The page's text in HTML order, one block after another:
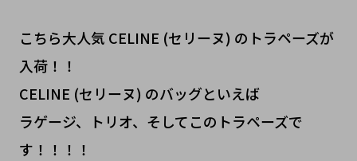
こちら大人気 CELINE (セリーヌ) のトラペーズが
入荷！！
CELINE (セリーヌ) のバッグといえば
ラゲージ、トリオ、そしてこのトラペーズで
す！！！！